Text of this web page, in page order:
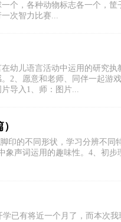
个，各种动物标志各一个，
次智力比赛...
幼儿语言活动中运用的研究
2、愿意和老师、同伴一起游
导入1、师：图片...
印的不同形状，学习分辨不
声词运用的趣味性。4、初
已有将近一个月了，而本次